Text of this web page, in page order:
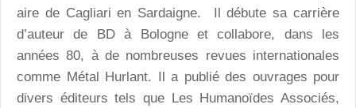
aire de Cagliari en Sardaigne. Il débute sa carrière
d’auteur de BD à Bologne et collabore, dans les
années 80, à de nombreuses revues internationales
comme Métal Hurlant. Il a publié des ouvrages pour
divers éditeurs tels que Les Humanoïdes Associés,